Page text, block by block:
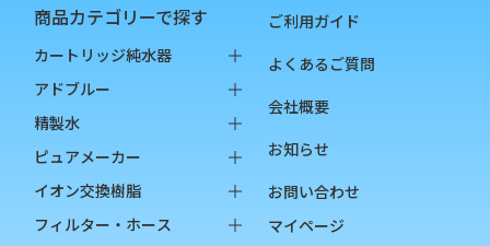
商品カテゴリーで探す
カートリッジ純水器
純水器本体
オプション品
消耗品
アドブルー
バッグインボックス
ペットボトル
精製水
バッグインボックス
ペットボトル
オプション品
ピュアメーカー
本体
カートリッジ
イオン交換樹脂
純水用イオン交換樹脂
フィルター・ホース
ご利用ガイド
よくあるご質問
会社概要
お知らせ
お問い合わせ
マイページ